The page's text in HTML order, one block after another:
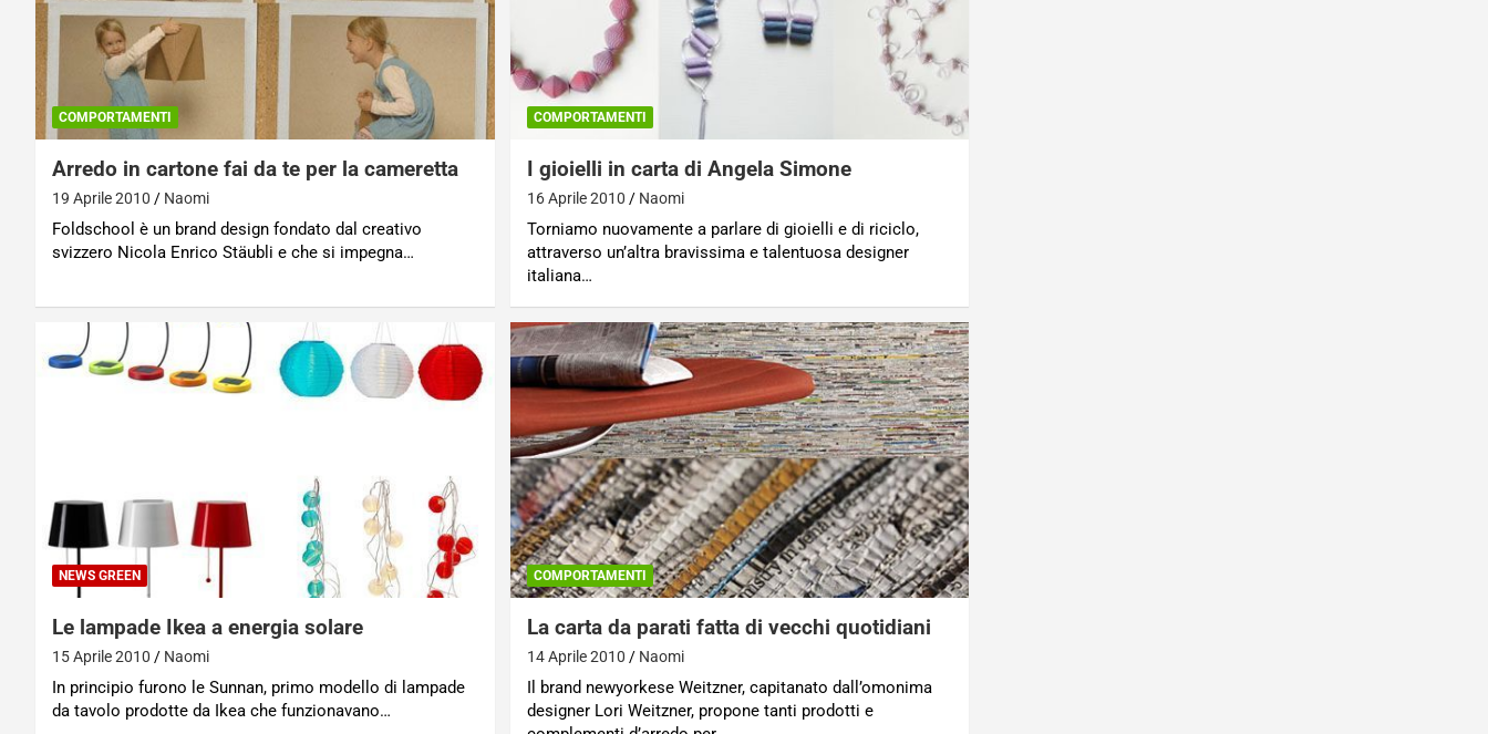
COMPORTAMENTI
Arredo in cartone fai da te per la cameretta
19 Aprile 2010 Naomi
Foldschool è un brand design fondato dal creativo
svizzero Nicola Enrico Stäubli e che si impegna…
COMPORTAMENTI
I gioielli in carta di Angela Simone
16 Aprile 2010 Naomi
Torniamo nuovamente a parlare di gioielli e di riciclo,
attraverso un’altra bravissima e talentuosa designer
italiana…
NEWS GREEN
Le lampade Ikea a energia solare
15 Aprile 2010 Naomi
In principio furono le Sunnan, primo modello di lampade
da tavolo prodotte da Ikea che funzionavano…
COMPORTAMENTI
La carta da parati fatta di vecchi quotidiani
14 Aprile 2010 Naomi
Il brand newyorkese Weitzner, capitanato dall’omonima
designer Lori Weitzner, propone tanti prodotti e